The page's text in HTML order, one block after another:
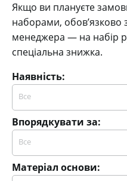
Якщо ви плануєте
наборами, обов’язково
менеджера — на набір
спеціальна знижка.
Наявність:
Все
Впорядкувати за:
Все
Матеріал основи: